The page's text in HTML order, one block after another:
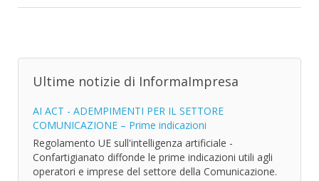
Ultime notizie di InformaImpresa
AI ACT - ADEMPIMENTI PER IL SETTORE
COMUNICAZIONE – Prime indicazioni
Regolamento UE sull'intelligenza artificiale -
Confartigianato diffonde le prime indicazioni utili agli
operatori e imprese del settore della Comunicazione.